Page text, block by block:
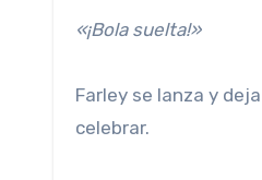
«¡Bola suelta!»
Farley se lanza y
celebrar.